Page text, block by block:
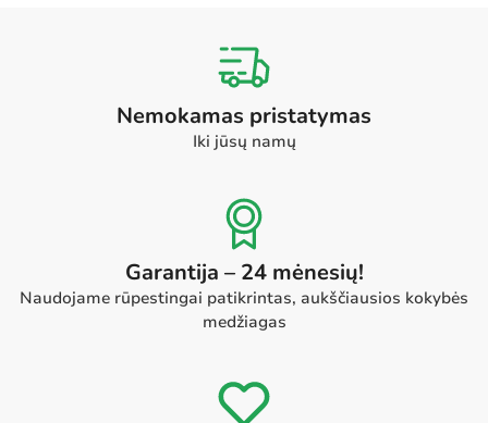
Nemokamas pristatymas
Iki jūsų namų
Garantija – 24 mėnesių!
Naudojame rūpestingai patikrintas, aukščiausios kokybės
medžiagas